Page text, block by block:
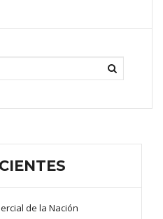
de la Nación